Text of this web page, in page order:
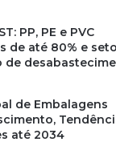
PP, PE e PVC
de até 80% e
de
de Embalagens
até 2034